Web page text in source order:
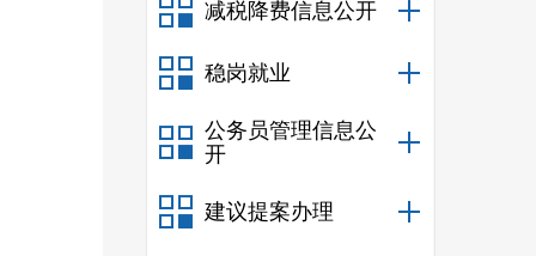
减税降费信息公开
稳岗就业
公务员管理信息公
开
建议提案办理